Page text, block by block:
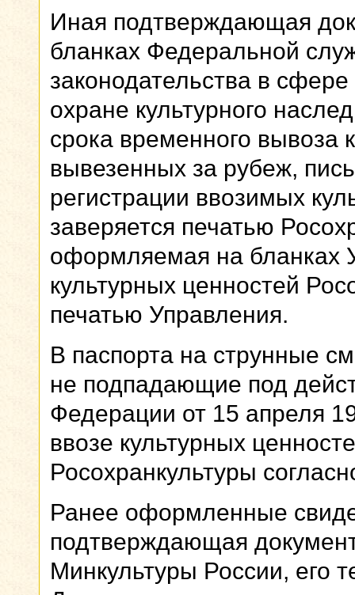
Иная подтверждающая
бланках Федеральной
законодательства в
охране культурного
срока временного вывоза
вывезенных за рубеж,
регистрации ввозимых
заверяется печатью
оформляемая на бланках
культурных ценностей
печатью Управления.
В паспорта на струнные
не подпадающие под
Федерации от 15 апреля
ввозе культурных
Росохранкультуры
Ранее оформленные
подтверждающая
Минкультуры России, его